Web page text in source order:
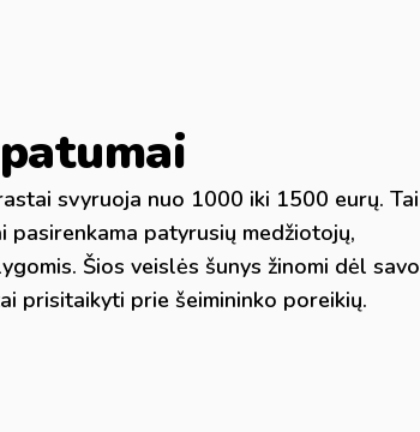
svyruoja nuo 1000 iki 1500 eurų. Tai
patyrusių medžiotojų,
Šios veislės šunys žinomi dėl savo
prisitaikyti prie šeimininko poreikių.